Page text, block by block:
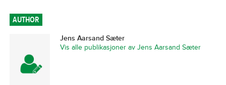
AUTHOR
Jens Aarsand Sæter
Vis alle publikasjoner av Jens Aarsand Sæter